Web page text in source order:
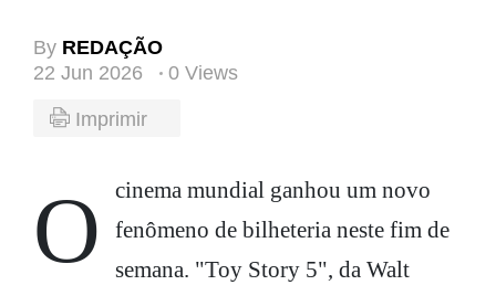
By REDAÇÃO
22 Jun 2026
0 Views
Imprimir
O cinema mundial ganhou um novo
fenômeno de bilheteria neste fim de
semana. "Toy Story 5", da Walt